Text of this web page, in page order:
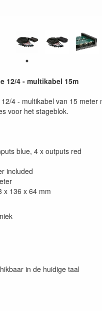
12/4 - multikabel 15m
4 - multikabel van 15
voor het stageblok.
blue, 4 x outputs red
included
x 136 x 64 mm
in de huidige taal